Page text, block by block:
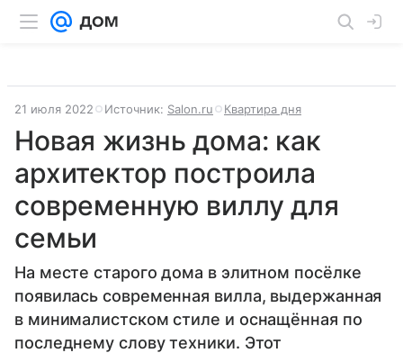
21 июля 2022 Источник: Salon.ru Квартира дня
Новая жизнь дома: как
архитектор построила
современную виллу для
семьи
На месте старого дома в элитном посёлке
появилась современная вилла, выдержанная
в минималистском стиле и оснащённая по
последнему слову техники. Этот